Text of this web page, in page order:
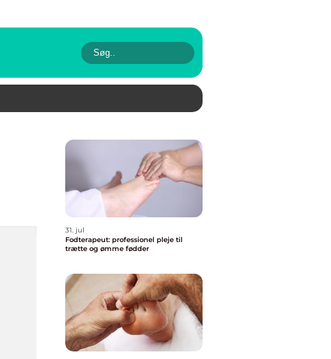
31. jul
Fodterapeut: professionel pleje til
trætte og ømme fødder